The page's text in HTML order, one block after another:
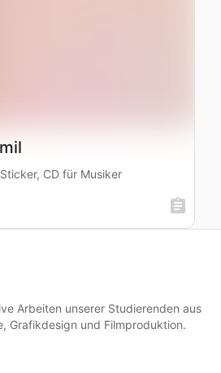
CD für Musiker
Arbeiten unserer Studierenden aus
Grafikdesign und Filmproduktion.